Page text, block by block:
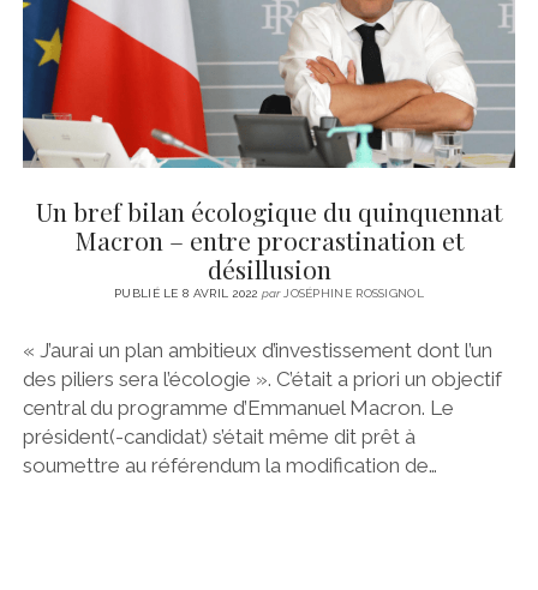
Un bref bilan écologique du quinquennat
Macron – entre procrastination et
désillusion
PUBLIÉ LE 8 AVRIL 2022 parJOSÉPHINE ROSSIGNOL
« J’aurai un plan ambitieux d’investissement dont l’un
des piliers sera l’écologie ». C’était a priori un objectif
central du programme d’Emmanuel Macron. Le
président(-candidat) s’était même dit prêt à
soumettre au référendum la modification de…